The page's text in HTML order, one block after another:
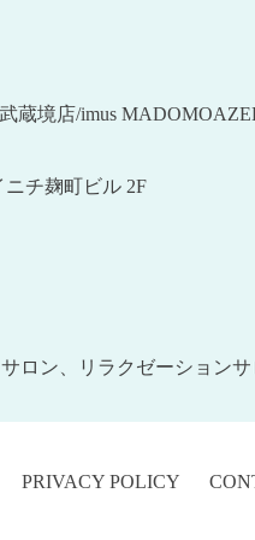
蔵境店/imus
チ麹町ビル 2F
ロン、リラクゼーションサ
PRIVACY POLICY